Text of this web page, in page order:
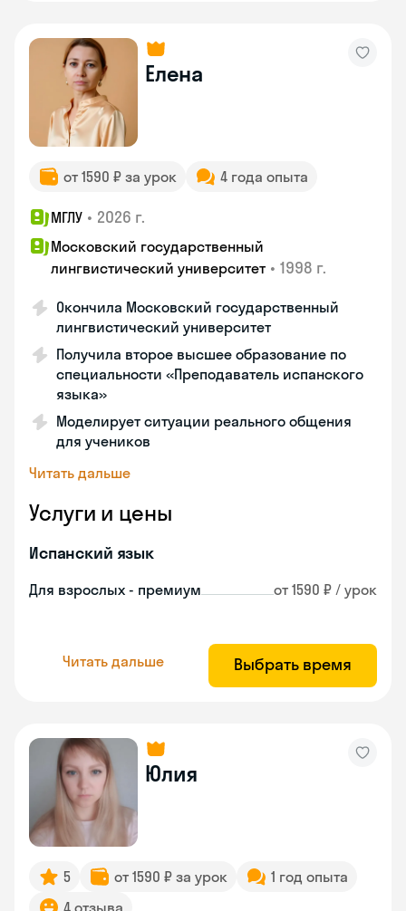
Елена
от 1590 ₽ за урок 4 года опыта
МГЛУ • 2026 г.
Московский государственный
лингвистический университет • 1998 г.
Окончила Московский государственный
лингвистический университет
Получила второе высшее образование по
специальности «Преподаватель испанского
языка»
Моделирует ситуации реального общения
для учеников
Читать дальше
Услуги и цены
Испанский язык
Для взрослых - премиум от 1590 ₽ / урок
Читать дальше Выбрать время
Юлия
5 от 1590 ₽ за урок
1 год опыта
4 отзыва